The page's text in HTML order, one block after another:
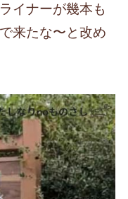
イナーが幾本も
来たな〜と改め